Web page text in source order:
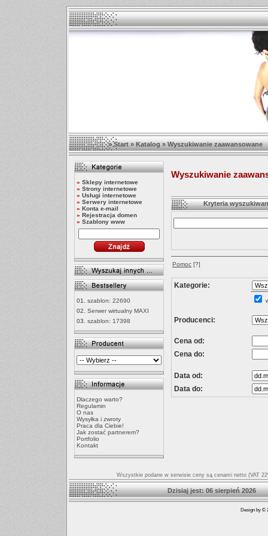
»Start»Katalog»Wyszukiwanie zaawansowane
» Sklepy internetowe
» Strony internetowe
» Usługi internetowe
» Serwery internetowe
» Konta e-mail
» Rejestracja domen
» Szablony www
01. szablon: 22690
02. Serwer wirtualny MAXI
03. szablon: 17398
Dlaczego warto?
Regulamin
O nas
Wysyłka i zwroty
Praca dla Ciebie!
Jak zostać partnerem?
Portfolio
Kontakt
Wyszukiwanie
Kryteria
Pomoc [?]
Kategorie:
Producenci:
Cena od:
Cena do:
Data od:
Data do:
Wszystkie podane w serwisie ceny są cenami netto (VAT
Dzisiaj jest: 06 sierpień
Design by ©